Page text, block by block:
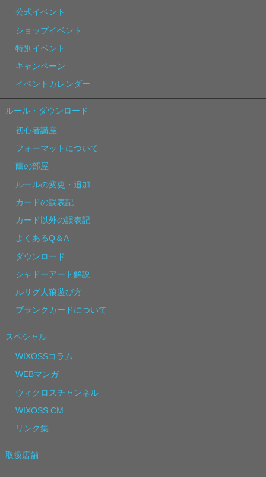
公式イベント
ショップイベント
特別イベント
キャンペーン
イベントカレンダー
ルール・ダウンロード
初心者講座
フォーマットについて
繭の部屋
ルールの変更・追加
カードの誤表記
カード以外の誤表記
よくあるQ＆A
ダウンロード
シャドーアート解説
ルリグ人狼遊び方
ブランクカードについて
スペシャル
WIXOSSコラム
WEBマンガ
ウィクロスチャンネル
WIXOSS CM
リンク集
取扱店舗